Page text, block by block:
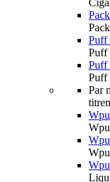
Puff
Puff
Puff
Puff
Par